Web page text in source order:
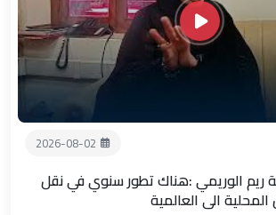
2026-08-02
ريم الوريمي :هناك تطور سنوي في نقل
الى العالمية